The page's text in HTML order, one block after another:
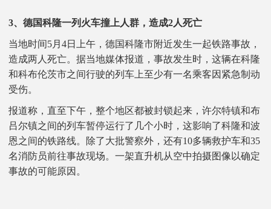
3、德国科隆一列火车撞上人群，造成2人死亡
当地时间5月4日上午，德国科隆市附近发生一起铁路事故，
造成两人死亡。据当地媒体报道，事故发生时，这辆在科隆
和科布伦茨市之间行驶的列车上至少有一名乘客因紧急制动
受伤。
报道称，直至下午，整个地区都被封锁起来，许尔特镇和布
吕尔镇之间的列车暂停运行了几个小时，这影响了科隆和波
恩之间的铁路线。除了大批警察外，还有10多辆救护车和35
名消防员前往事故现场。一架直升机从空中拍摄图像以确定
事故的可能原因。